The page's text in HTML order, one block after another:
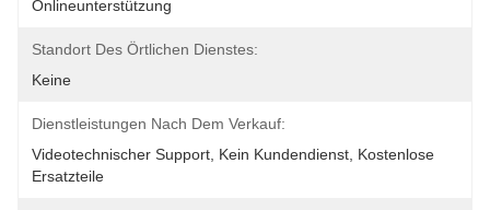
Onlineunterstützung
Standort Des Örtlichen Dienstes:
Keine
Dienstleistungen Nach Dem Verkauf:
Videotechnischer Support, Kein Kundendienst, Kostenlose
Ersatzteile